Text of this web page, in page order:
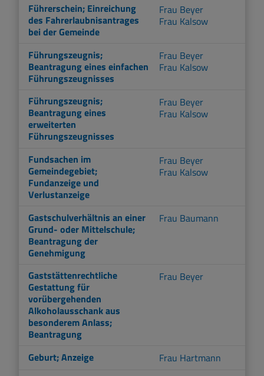
Führerschein; Einreichung
des Fahrerlaubnisantrages
bei der Gemeinde
Frau Beyer
Frau Kalsow
Führungszeugnis;
Beantragung eines einfachen
Führungszeugnisses
Frau Beyer
Frau Kalsow
Führungszeugnis;
Beantragung eines
erweiterten
Führungszeugnisses
Frau Beyer
Frau Kalsow
Fundsachen im
Gemeindegebiet;
Fundanzeige und
Verlustanzeige
Frau Beyer
Frau Kalsow
Gastschulverhältnis an einer
Grund- oder Mittelschule;
Beantragung der
Genehmigung
Frau Baumann
Gaststättenrechtliche
Gestattung für
vorübergehenden
Alkoholausschank aus
besonderem Anlass;
Beantragung
Frau Beyer
Geburt; Anzeige
Frau Hartmann